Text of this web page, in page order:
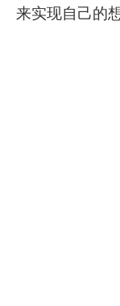
来实现自己的